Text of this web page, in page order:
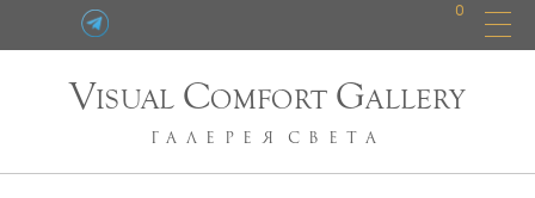
0
VISUAL COMFORT GALLERY
ГАЛЕРЕЯ СВЕТА